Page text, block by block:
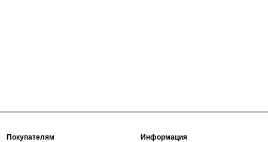
Покупателям Информация